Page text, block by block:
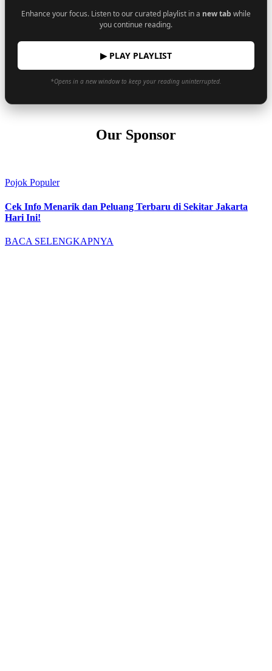
Enhance your focus. Listen to our curated playlist in a new tab while
you continue reading.
▶ PLAY PLAYLIST
*Opens in a new window to keep your reading uninterrupted.
Our Sponsor
Pojok Populer
Cek Info Menarik dan Peluang Terbaru di Sekitar Jakarta
Hari Ini!
BACA SELENGKAPNYA